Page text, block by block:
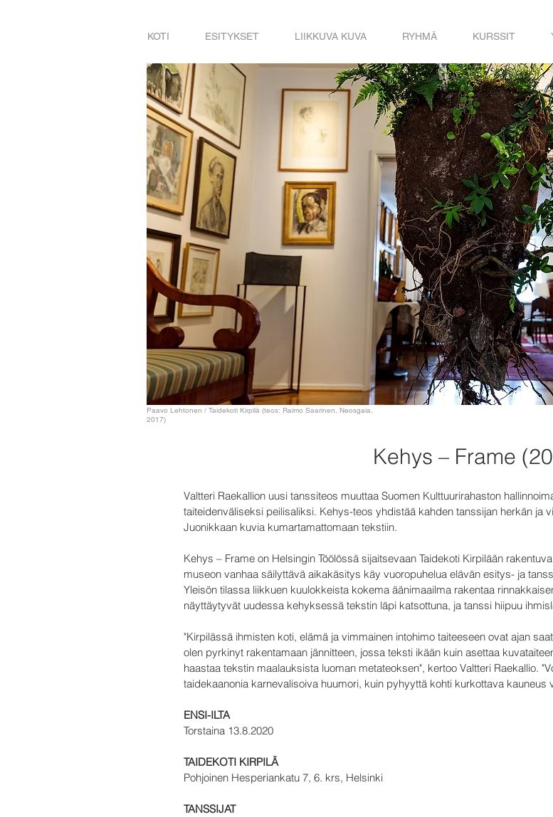
KOTI ESITYKSET LIIKKUVA KUVA RYHMÄ KURSSIT
Paavo Lehtonen / Taidekoti Kirpilä (teos: Raimo Saarinen, Neosgaia,
2017)
Kehys – Frame
Valtteri Raekallion uusi tanssiteos muuttaa Suomen Kulttuurirahaston
taiteidenväliseksi peilisaliksi. Kehys-teos yhdistää kahden tanssijan herkän ja
Juonikkaan kuvia kumartamattomaan tekstiin.
Kehys – Frame on Helsingin Töölössä sijaitsevaan Taidekoti Kirpilään
museon vanhaa säilyttävä aikakäsitys käy vuoropuhelua elävän esitys- ja
Yleisön tilassa liikkuen kuulokkeista kokema äänimaailma rakentaa
näyttäytyvät uudessa kehyksessä tekstin läpi katsottuna, ja tanssi hiipuu
"Kirpilässä ihmisten koti, elämä ja vimmainen intohimo taiteeseen ovat ajan
olen pyrkinyt rakentamaan jännitteen, jossa teksti ikään kuin asettaa
haastaa tekstin maalauksista luoman metateoksen", kertoo Valtteri Raekallio.
taidekaanonia karnevalisoiva huumori, kuin pyhyyttä kohti kurkottava kauneus
ENSI-ILTA
Torstaina 13.8.2020
TAIDEKOTI KIRPILÄ
Pohjoinen Hesperiankatu 7, 6. krs, Helsinki
TANSSIJAT